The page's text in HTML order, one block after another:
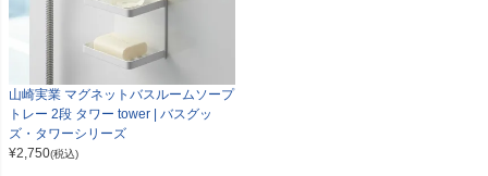
山崎実業 マグネットバスルームソープ
トレー 2段 タワー tower | バスグッ
ズ・タワーシリーズ
¥2,750(税込)